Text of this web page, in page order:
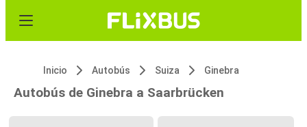
Inicio Autobús Suiza Ginebra
Autobús de Ginebra a Saarbrücken